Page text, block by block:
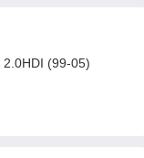
2.0HDI (99-05)